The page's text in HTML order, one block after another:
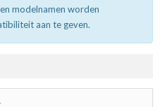
modelnamen worden
aan te geven.